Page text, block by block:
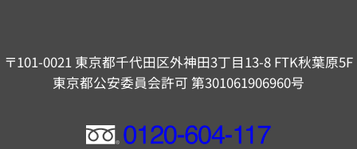
〒101-0021 東京都千代田区外神田3丁目13-8 FTK秋葉原5F
東京都公安委員会許可 第301061906960号
フ